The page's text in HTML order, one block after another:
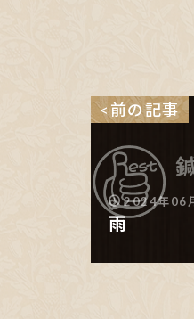
<前の記事
2024年06
雨